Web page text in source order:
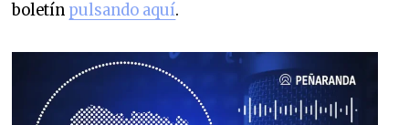
boletín pulsando aquí.